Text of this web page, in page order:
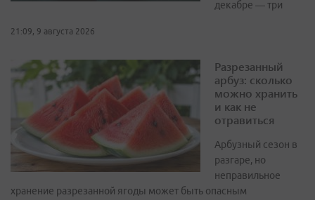
декабре — три
21:09, 9 августа 2026
Разрезанный
арбуз: сколько
можно хранить
и как не
отравиться
Арбузный сезон в
разгаре, но
неправильное
хранение разрезанной ягоды может быть опасным